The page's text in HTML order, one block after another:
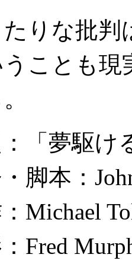
りな批判
ことも
「夢駆け
脚本：
Michael
Fred